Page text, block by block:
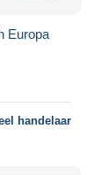
Europa
handelaar